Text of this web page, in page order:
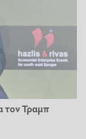
τον Τραμπ